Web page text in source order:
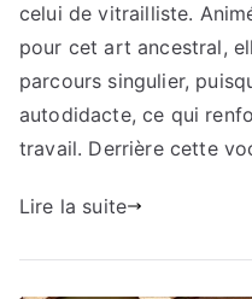
celui de vitrailliste.
pour cet art ancestral,
parcours singulier,
autodidacte, ce qui
travail. Derrière cette
Lire la suite